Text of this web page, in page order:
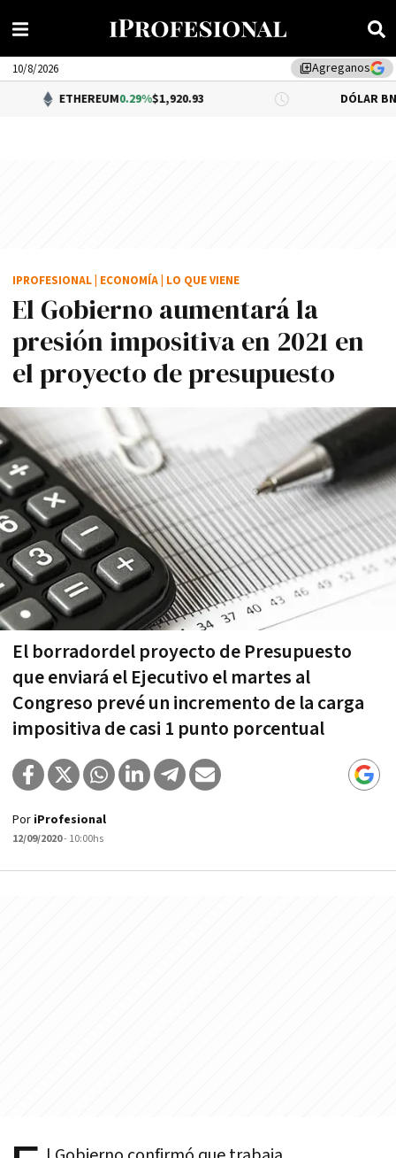
library_addAgreganos
10/8/2026
0.29%$1,920.93 DÓLAR BNA $1,520.00
El Gobierno aumentará la
presión impositiva en 2021 en
el proyecto de presupuesto
El borradordel proyecto de Presupuesto
que enviará el Ejecutivo el martes al
Congreso prevé un incremento de la carga
impositiva de casi 1 punto porcentual
IPROFESIONAL ECONOMÍA LO QUE VIENE
Por iProfesional
12/09/2020- 10:00hs